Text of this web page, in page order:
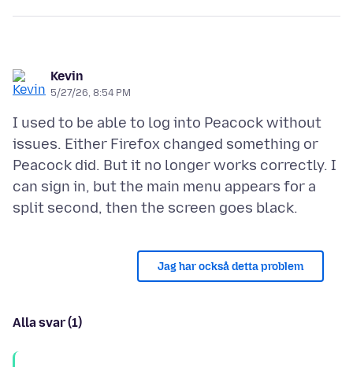
Kevin
5/27/26, 8:54 PM
I used to be able to log into Peacock without
issues. Either Firefox changed something or
Peacock did. But it no longer works correctly. I
can sign in, but the main menu appears for a
Jag har också detta problem
Alla svar (1)